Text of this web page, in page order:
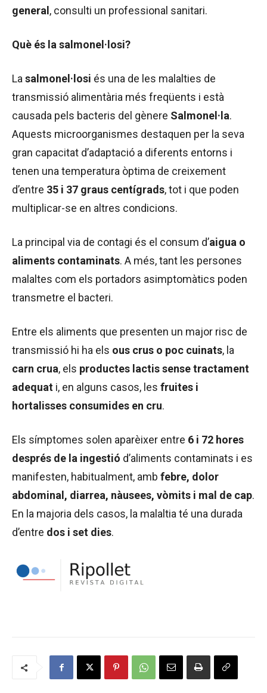
general , consulti un professional sanitari.
Què és la salmonel·losi?
La salmonel·losi és una de les malalties de
transmissió alimentària més freqüents i està
causada pels bacteris del gènere Salmonel·la.
Aquests microorganismes destaquen per la seva
gran capacitat d’adaptació a diferents entorns i
tenen una temperatura òptima de creixement
d’entre 35 i 37 graus centígrads, tot i que poden
multiplicar-se en altres condicions.
La principal via de contagi és el consum d’aigua o
aliments contaminats. A més, tant les persones
malaltes com els portadors asimptomàtics poden
transmetre el bacteri.
Entre els aliments que presenten un major risc de
transmissió hi ha els ous crus o poc cuinats, la
carn crua, els productes lactis sense tractament
adequat i, en alguns casos, les fruites i
hortalisses consumides en cru.
Els símptomes solen aparèixer entre 6 i 72 hores
després de la ingestió d’aliments contaminats i es
manifesten, habitualment, amb febre, dolor
abdominal, diarrea, nàusees, vòmits i mal de cap.
En la majoria dels casos, la malaltia té una durada
d’entre dos i set dies.